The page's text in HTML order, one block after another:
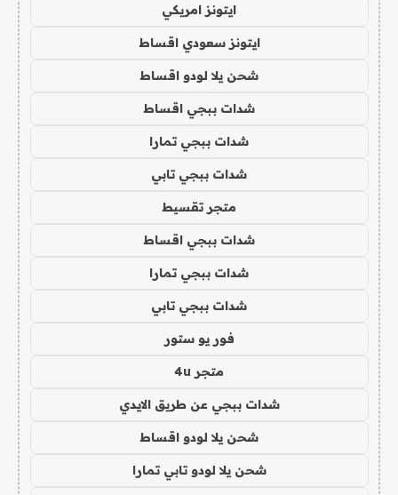
ايتونز امريكي
ايتونز سعودي اقساط
شحن يلا لودو اقساط
شدات ببجي اقساط
شدات ببجي تمارا
شدات ببجي تابي
متجر تقسيط
شدات ببجي اقساط
شدات ببجي تمارا
شدات ببجي تابي
فور يو ستور
متجر 4u
شدات ببجي عن طريق الايدي
شحن يلا لودو اقساط
شحن يلا لودو تابي تمارا